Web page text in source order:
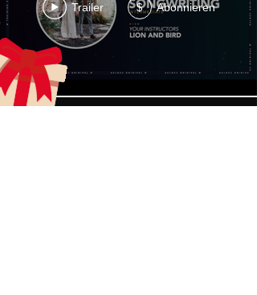
Trailer $ Abonnieren